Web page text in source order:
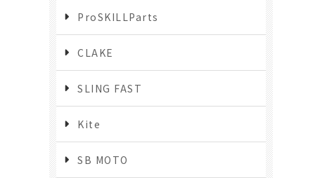
ProSKILLParts
CLAKE
SLING FAST
Kite
SB MOTO